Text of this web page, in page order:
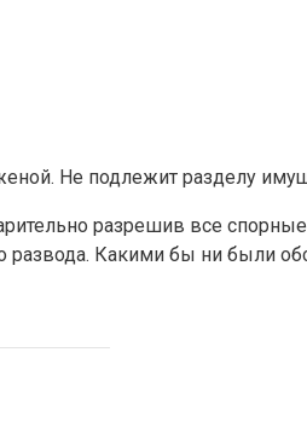
Не подлежит разделу
разрешив все
развода. Какими бы ни были